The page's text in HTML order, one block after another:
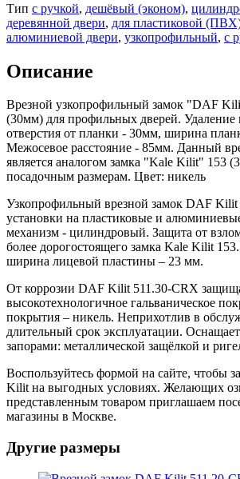
Тип с ручкой, дешёвый (эконом),
деревянной двери, для пластиковой
алюминиевой двери, узкопрофильный, с
Описание
Врезной узкопрофильный замок "DAF
(30мм) для профильных дверей. Удаление
отверстия от планки - 30мм, ширина
Межосевое расстояние - 85мм. Данный
является аналогом замка "Kale Kilit" 153
посадочным размерам. Цвет: никель
Узкопрофильный врезной замок DAF Kilit
установки на пластиковые и
механизм - цилиндровый. Защита от
более дорогостоящего замка Kale Kilit
ширина лицевой пластины – 23 мм.
От коррозии DAF Kilit 511.30-CRX
высокотехнологичное гальваническое
покрытия – никель. Неприхотлив в
длительный срок эксплуатации.
запорами: металлической защёлкой и
Воспользуйтесь формой на сайте, чтобы
Kilit на выгодных условиях. Желающих
представленным товаром приглашаем
магазины в Москве.
Другие размеры